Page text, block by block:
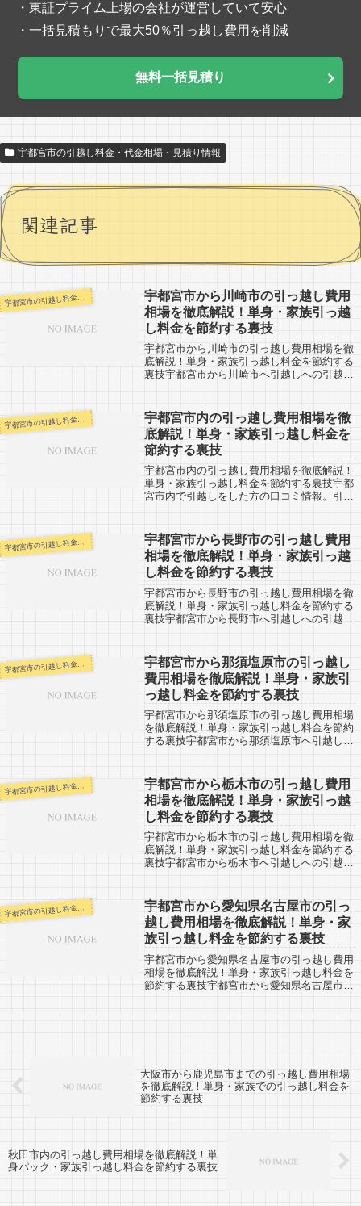
・東証プライム上場の会社が運営していて安心
・一括見積もりで最大50％引っ越し費用を削減
無料一括見積り
宇都宮市の引越し料金・代金相場・見積り情報
関連記事
宇都宮市の引越し料金・代金相場・見積り情報
宇都宮市から川崎市の引っ越し費用
相場を徹底解説！単身・家族引っ越
し料金を節約する裏技
宇都宮市から川崎市の引っ越し費用相場を徹
底解説！単身・家族引っ越し料金を節約する
裏技宇都宮市から川崎市へ引越しへの引越し
してください。宇都宮市から川崎市までは
約...
宇都宮市の引越し料金・代金相場・見積り情報
宇都宮市内の引っ越し費用相場を徹
底解説！単身・家族引っ越し料金を
節約する裏技
宇都宮市内の引っ越し費用相場を徹底解説！
単身・家族引っ越し料金を節約する裏技宇都
宮市内で引越しをした方の口コミ情報。引越
代金を早く知りたい！！そして安い会社を
教...
宇都宮市の引越し料金・代金相場・見積り情報
宇都宮市から長野市の引っ越し費用
相場を徹底解説！単身・家族引っ越
し料金を節約する裏技
宇都宮市から長野市の引っ越し費用相場を徹
底解説！単身・家族引っ越し料金を節約する
裏技宇都宮市から長野市へ引越しへの引越し
してください。宇都宮市から長野市までは
約...
宇都宮市の引越し料金・代金相場・見積り情報
宇都宮市から那須塩原市の引っ越し
費用相場を徹底解説！単身・家族引
っ越し料金を節約する裏技
宇都宮市から那須塩原市の引っ越し費用相場
を徹底解説！単身・家族引っ越し料金を節約
する裏技宇都宮市から那須塩原市へ引越しへ
してください。宇都宮市から那須塩原市ま
で...
宇都宮市の引越し料金・代金相場・見積り情報
宇都宮市から栃木市の引っ越し費用
相場を徹底解説！単身・家族引っ越
し料金を節約する裏技
宇都宮市から栃木市の引っ越し費用相場を徹
底解説！単身・家族引っ越し料金を節約する
裏技宇都宮市から栃木市へ引越しへの引越し
い。宇都宮市から同じ栃木県の栃木市までは
約...
宇都宮市の引越し料金・代金相場・見積り情報
宇都宮市から愛知県名古屋市の引っ
越し費用相場を徹底解説！単身・家
族引っ越し料金を節約する裏技
宇都宮市から愛知県名古屋市の引っ越し費用
相場を徹底解説！単身・家族引っ越し料金を
節約する裏技宇都宮市から愛知県名古屋市へ
大阪市から鹿児島市までの引っ越し費用相場
を徹底解説！単身・家族での引っ越し料金を
節約する裏技
秋田市内の引っ越し費用相場を徹底解説！単
身パック・家族引っ越し料金を節約する裏技